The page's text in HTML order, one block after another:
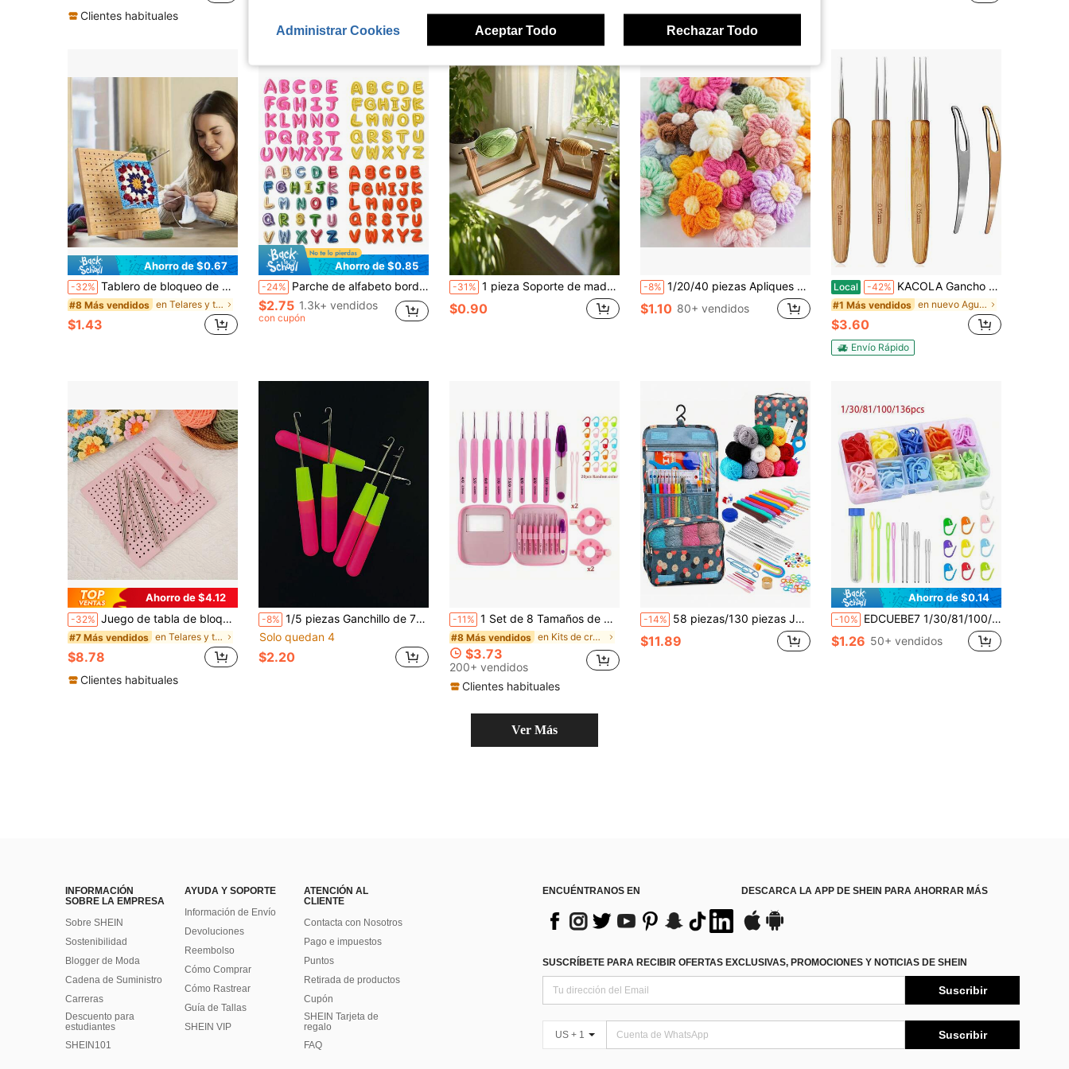
Clientes habituales
¡Casi agotado!
Establecido hace 1 año
¡Casi agotado!
Ahorro de $0.67
-32% Tablero de bloqueo de madera para tejer, tapete de bloqueo de ganchillo para cuadrados de la abuela, adecuado para chales, bufandas, calcetines, suéteres y proyectos hechos a mano DIY. Un juego de tableros de bloqueo de ganchillo de madera, reutilizables para tejer a mano, coser y productos decorativos de costura.
#8 Más vendidos en Telares y tablas para tejer
$1.43
Ahorro de $0.85
-24% Parche de alfabeto bordado en rosa, 26 piezas/paquete, adecuado para nombres de niñas, mochilas coloridas, ropa, accesorios decorativos, regalos
$2.75 1.3k+ vendidos
con cupón
-31% 1 pieza Soporte de madera giratorio para hilo con mecanismo giratorio para evitar que el hilo se enrede, adecuado para tejer, ganchillo, manualidades DIY, regalo ideal para entusiastas del tejido
$0.90
-8% 1/20/40 piezas Apliques de Flores de Ganchillo - Flores Tejidas a Mano, Múltiples Colores, Flores de Hilo Tejidas a Mano DIY, Accesorios de Ropa, Decoración de Ropa, Adecuado para Manualidades DIY, Diademas, Sombreros y Accesorios de Ropa, Suministros de Ganchillo, Accesorios de Costura, Bordado de Apliques, Hecho de Material de Alta Calidad, Suave y Exquisito, Opción Perfecta para Accesorios de Ropa, Suministros de Bordado, Accesorios de Ganchillo, Manualidades Terminadas, Proyectos Manuales del Hogar, Accesorios de Suéter, Regalos Personalizados, Regalos para la Abuela, Regalos Hechos a Mano
$1.10 80+ vendidos
Local -42% KACOLA Gancho de Crochet para Rastas, Aguja para Rastas, Aguja de Crochet para Rastas, Herramienta de Entrelazado para Rastas, Artesanía de Trenzas(0.75mm)
#1 Más vendidos en nuevo Agujas de crochet
$3.60
Envío Rápido
Ahorro de $4.12
-32% Juego de tabla de bloqueo de ganchillo con soporte, alfileres de posicionamiento de acero inoxidable, herramienta de modelado vertical para tejido/ganchillo para motivos de ganchillo de hilo, DIY, múltiples colores disponibles
#7 Más vendidos en Telares y tablas para tejer
$8.78
Clientes habituales
-8% 1/5 piezas Ganchillo de 7mm, Mango de goma suave de doble color rosa & verde, Cabeza de aguja metálica con púas, Aguja recta con bloqueo de contraste brillante, Herramienta profesional para trenzado de cabello, Adecuada para entusiastas de manualidades, Compatible con rastas de Navidad DIY, Set de regalo de maquillaje festivo hecho a mano
Solo quedan 4
$2.20
-11% 1 Set de 8 Tamaños de Ganchillos de Crochet de Alta Calidad de 2-6mm con Bolsa de Almacenamiento de Cuero Sintético Rosa, Kit de Manualidades DIY para Tejer y Hacer Suéteres para Principiantes, Almacenamiento de Hilo
#8 Más vendidos en Kits de crochet
$3.73
200+ vendidos
Clientes habituales
-14% 58 piezas/130 piezas Juego de ganchillo y tejido, Kit de herramientas para principiantes de ganchillo y tejido DIY, Incluye bolsa de almacenamiento portátil, herramientas de ganchillo e hilo - Adecuado para principiantes, puede tejer ropa para mascotas, calcetines, guantes, bufandas, sombreros, flores, bolsas, bolsillos, regalos, accesorios decorativos (Hilo y ganchillos de color aleatorio)
$11.89
Ahorro de $0.14
-10% EDCUEBE7 1/30/81/100/136Pcs Marcadores de Tejer con Clip de Bloqueo Coloridos Stitch, Clips de Ganchillo con 15 Piezas de Agujas de Coser de Ojos Grandes, Surtido de Regla Suave y Caja de Almacenamiento, Kit Perfecto para Accesorios de Proyectos DIY de Tejido
$1.26 50+ vendidos
Ver Más
INFORMACIÓN
SOBRE LA EMPRESA
Sobre SHEIN
Sostenibilidad
Blogger de Moda
Cadena de Suministro
Carreras
Descuento para
estudiantes
SHEIN101
AYUDA Y SOPORTE
Información de Envío
Devoluciones
Reembolso
Cómo Comprar
Cómo Rastrear
Guía de Tallas
SHEIN VIP
ATENCIÓN AL
CLIENTE
Contacta con Nosotros
Pago e impuestos
Puntos
Retirada de productos
Cupón
SHEIN Tarjeta de
regalo
FAQ
ENCUÉNTRANOS EN DESCARCA LA APP DE SHEIN PARA AHORRAR MÁS
SUSCRÍBETE PARA RECIBIR OFERTAS EXCLUSIVAS, PROMOCIONES Y NOTICIAS DE SHEIN
Suscribir
US + 1 Suscribir
Administrar Cookies Aceptar Todo Rechazar Todo